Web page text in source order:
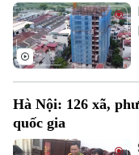
Hà Nội: 126 xã,
quốc gia